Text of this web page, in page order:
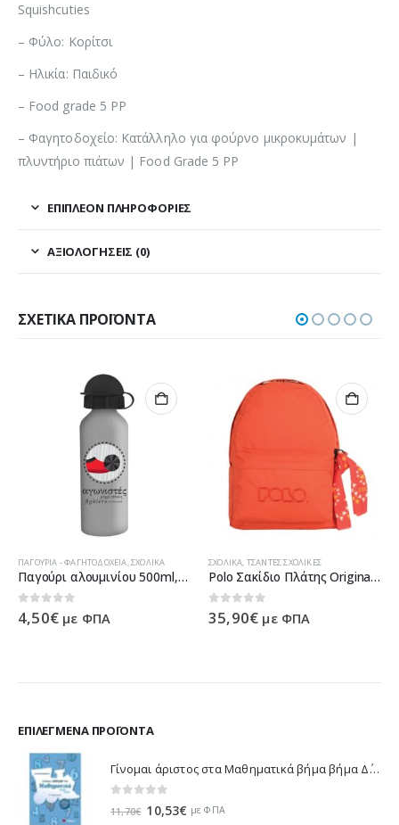
Squishcuties
– Φύλο: Κορίτσι
– Ηλικία: Παιδικό
– Food grade 5 PP
– Φαγητοδοχείο: Κατάλληλο για φούρνο μικροκυμάτων |
πλυντήριο πιάτων | Food Grade 5 PP
ΕΠΙΠΛΈΟΝ ΠΛΗΡΟΦΟΡΊΕΣ
ΑΞΙΟΛΟΓΉΣΕΙΣ (0)
ΣΧΕΤΙΚΆ ΠΡΟΪΌΝΤΑ
ΠΑΓΟΎΡΙΑ - ΦΑΓΗΤΟΔΟΧΕΊΑ,ΣΧΟΛΙΚΆ
Παγούρι αλουμινίου 500ml, ΕΛΛΑΔΑ 1821-2021 (τσαρούχι) 000201031-2
0 out of 5
4,50€ με ΦΠΑ
ΣΧΟΛΙΚΆ, ΤΣΆΝΤΕΣ ΣΧΟΛΙΚΈΣ
Polo Σακίδιο Πλάτης Original Double – Πορτοκαλί 901235-14 2021
0 out of 5
35,90€ με ΦΠΑ
ΕΠΙΛΕΓΜΈΝΑ ΠΡΟΪΌΝΤΑ
Γίνομαι άριστος στα Μαθηματικά βήμα βήμα Δ΄ Δημοτικού - Λυκοτραφίτη Αντιγόνη 21188
11,70€ Original
10,53€ Ημε ΦΠΑ